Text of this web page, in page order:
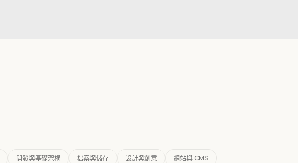
開發與基礎架構 檔案與儲存 設計與創意
網站與 CMS